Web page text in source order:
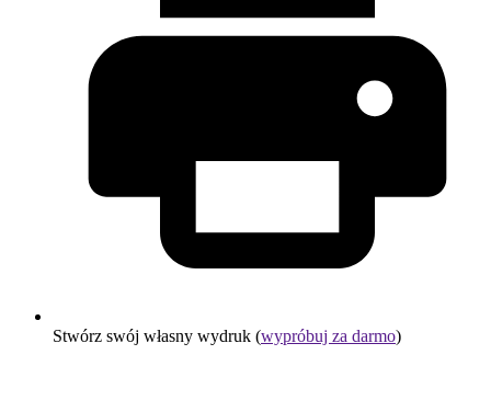
Stwórz swój własny wydruk (wypróbuj za darmo)